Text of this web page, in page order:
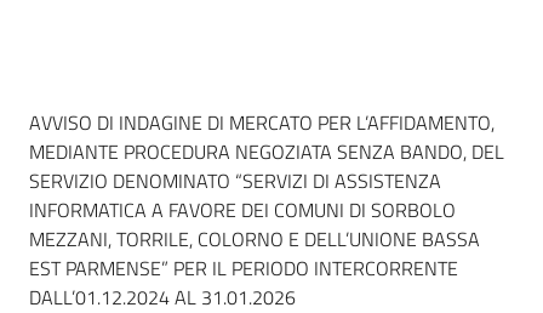
Piattaforme
telematiche
Dati del bando
AVVISO DI INDAGINE DI MERCATO PER L’AFFIDAMENTO,
MEDIANTE PROCEDURA NEGOZIATA SENZA BANDO, DEL
SERVIZIO DENOMINATO “SERVIZI DI ASSISTENZA
INFORMATICA A FAVORE DEI COMUNI DI SORBOLO
MEZZANI, TORRILE, COLORNO E DELL’UNIONE BASSA
EST PARMENSE” PER IL PERIODO INTERCORRENTE
DALL’01.12.2024 AL 31.01.2026